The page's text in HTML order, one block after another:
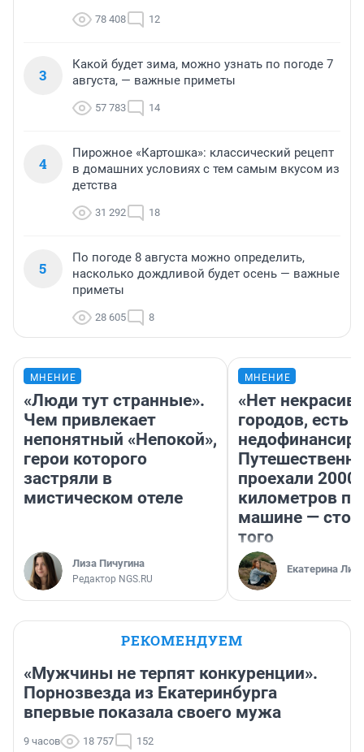
78 408 12
3
Какой будет зима, можно узнать по погоде 7
августа, — важные приметы
57 783 14
4
Пирожное «Картошка»: классический рецепт
в домашних условиях с тем самым вкусом из
детства
31 292 18
5
По погоде 8 августа можно определить,
насколько дождливой будет осень — важные
приметы
28 605 8
МНЕНИЕ
«Люди тут странные».
Чем привлекает
непонятный «Непокой»,
герои которого
застряли в
мистическом отеле
Лиза Пичугина
Редактор NGS.RU
МНЕНИЕ
«Нет
городов, есть
проехали 2000
километров по
машине —
того
Екатерина
РЕКОМЕНДУЕМ
«Мужчины не терпят конкуренции».
Порнозвезда из Екатеринбурга
впервые показала своего мужа
9 часов 18 757 152